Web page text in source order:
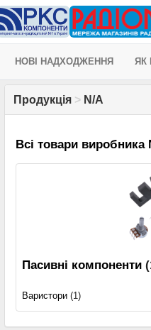
НОВІ НАДХОДЖЕННЯ ЯК
Продукція > N/A
Всі товари виробника
Пасивні компоненти
Варистори (1)